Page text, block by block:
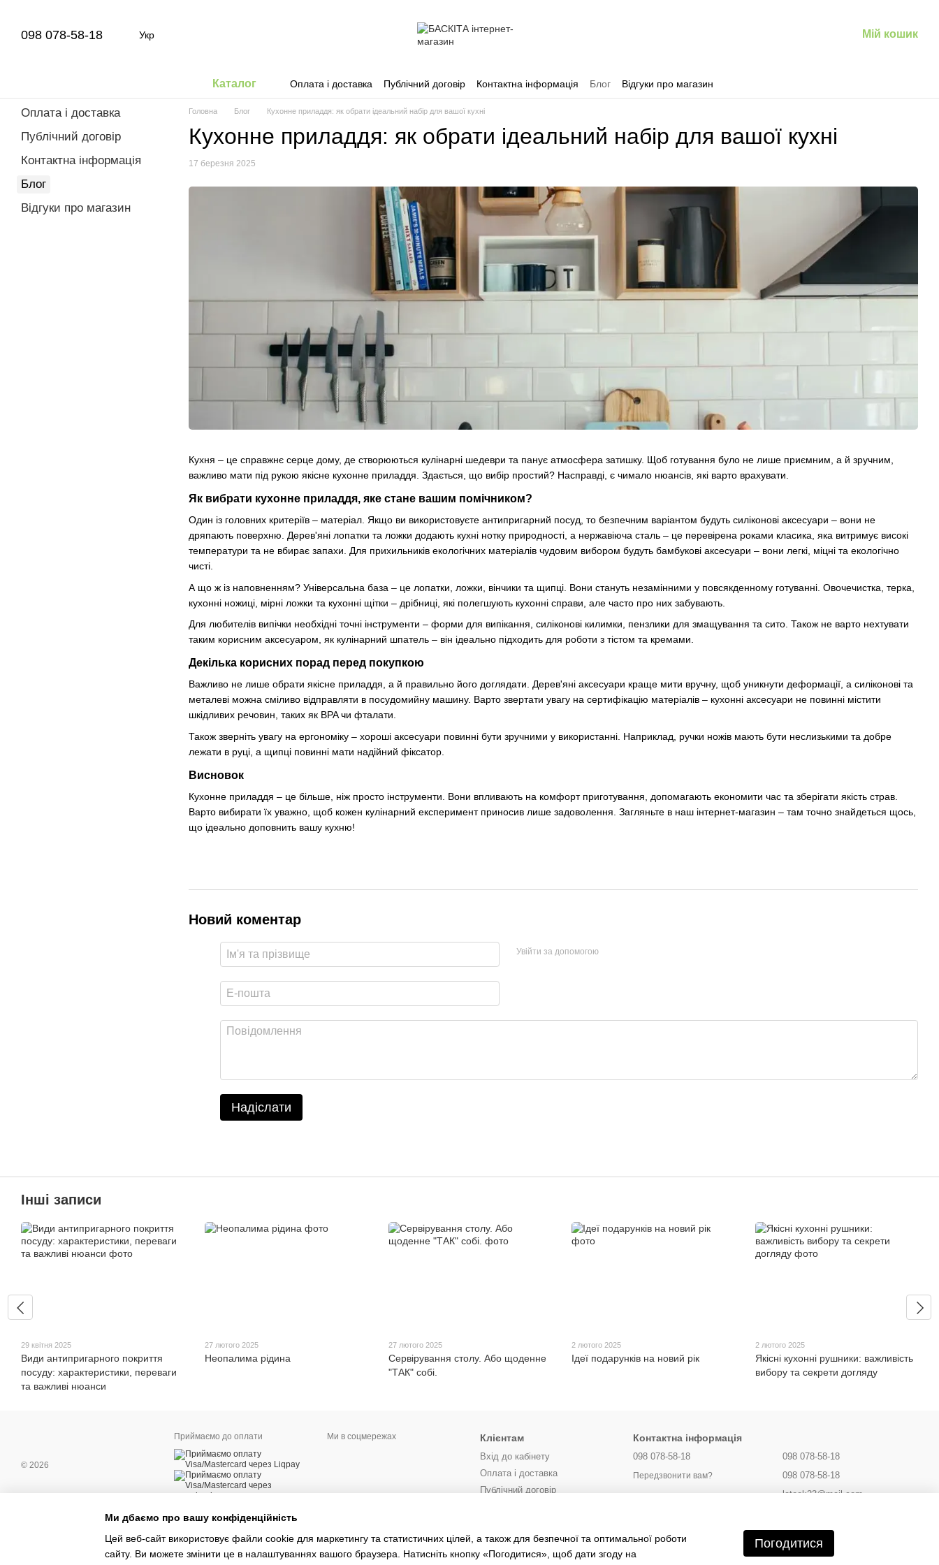
098 078-58-18 Укр Мій кошик
Каталог Оплата і доставка Публічний договір Контактна інформація Блог Відгуки про магазин
Головна Блог Кухонне приладдя: як обрати ідеальний набір для вашої кухні
Кухонне приладдя: як обрати ідеальний набір для вашої кухні
17 березня 2025
Кухня – це справжнє серце дому, де створюються кулінарні шедеври та панує атмосфера затишку. Щоб готування було не лише приємним, а й зручним,
важливо мати під рукою якісне кухонне приладдя. Здається, що вибір простий? Насправді, є чимало нюансів, які варто врахувати.
Як вибрати кухонне приладдя, яке стане вашим помічником?
Один із головних критеріїв – матеріал. Якщо ви використовуєте антипригарний посуд, то безпечним варіантом будуть силіконові аксесуари – вони не
дряпають поверхню. Дерев'яні лопатки та ложки додають кухні нотку природності, а нержавіюча сталь – це перевірена роками класика, яка витримує високі
температури та не вбирає запахи. Для прихильників екологічних матеріалів чудовим вибором будуть бамбукові аксесуари – вони легкі, міцні та екологічно
чисті.
А що ж із наповненням? Універсальна база – це лопатки, ложки, вінчики та щипці. Вони стануть незамінними у повсякденному готуванні. Овочечистка, терка,
кухонні ножиці, мірні ложки та кухонні щітки – дрібниці, які полегшують кухонні справи, але часто про них забувають.
Для любителів випічки необхідні точні інструменти – форми для випікання, силіконові килимки, пензлики для змащування та сито. Також не варто нехтувати
таким корисним аксесуаром, як кулінарний шпатель – він ідеально підходить для роботи з тістом та кремами.
Декілька корисних порад перед покупкою
Важливо не лише обрати якісне приладдя, а й правильно його доглядати. Дерев'яні аксесуари краще мити вручну, щоб уникнути деформації, а силіконові та
металеві можна сміливо відправляти в посудомийну машину. Варто звертати увагу на сертифікацію матеріалів – кухонні аксесуари не повинні містити
шкідливих речовин, таких як BPA чи фталати.
Також зверніть увагу на ергономіку – хороші аксесуари повинні бути зручними у використанні. Наприклад, ручки ножів мають бути неслизькими та добре
лежати в руці, а щипці повинні мати надійний фіксатор.
Висновок
Кухонне приладдя – це більше, ніж просто інструменти. Вони впливають на комфорт приготування, допомагають економити час та зберігати якість страв.
Варто вибирати їх уважно, щоб кожен кулінарний експеримент приносив лише задоволення. Загляньте в наш інтернет-магазин – там точно знайдеться щось,
що ідеально доповнить вашу кухню!
Новий коментар
Увійти за допомогою
Надіслати
Оплата і доставка
Публічний договір
Контактна інформація
Блог
Відгуки про магазин
Інші записи
29 квітня 2025
Види антипригарного покриття
посуду: характеристики, переваги
та важливі нюанси
27 лютого 2025
Неопалима рідина
27 лютого 2025
Сервірування столу. Або щоденне
"ТАК" собі.
2 лютого 2025
Ідеї подарунків на новий рік
2 лютого 2025
Якісні кухонні рушники: важливість
вибору та секрети догляду
© 2026
Інтернет-магазин створений з
Приймаємо до оплати
Мобільна версія
Ми в соцмережах Клієнтам
Вхід до кабінету
Оплата і доставка
Публічний договір
Відгуки про магазин
Контактна інформація
098 078-58-18
Передзвонити вам?
098 078-58-18
098 078-58-18
latook23@mail.com
Мапа проїзду
Ми дбаємо про вашу конфіденційність
Цей веб-сайт використовує файли cookie для маркетингу та статистичних цілей, а також для безпечної та оптимальної роботи
сайту. Ви можете змінити це в налаштуваннях вашого браузера. Натисніть кнопку «Погодитися», щоб дати згоду на
Погодитися